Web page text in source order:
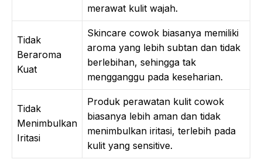
merawat kulit wajah.
Tidak
Beraroma
Kuat
Skincare cowok biasanya memiliki
aroma yang lebih subtan dan tidak
berlebihan, sehingga tak
mengganggu pada keseharian.
Tidak
Menimbulkan
Iritasi
Produk perawatan kulit cowok
biasanya lebih aman dan tidak
menimbulkan iritasi, terlebih pada
kulit yang sensitive.